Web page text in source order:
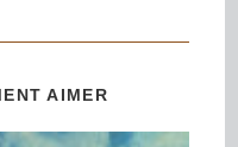
AIMER